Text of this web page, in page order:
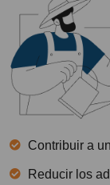
Contribuir a
Reducir los